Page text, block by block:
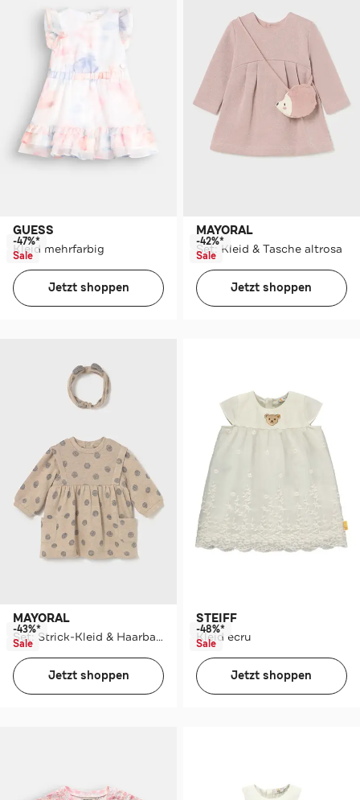
GUESS
Kleid mehrfarbig
-47%*
Sale
Jetzt shoppen
MAYORAL
Set: Kleid & Tasche altrosa
-42%*
Sale
Jetzt shoppen
MAYORAL
Set: Strick-Kleid & Haarband beige
-43%*
Sale
Jetzt shoppen
STEIFF
Kleid ecru
-48%*
Sale
Jetzt shoppen